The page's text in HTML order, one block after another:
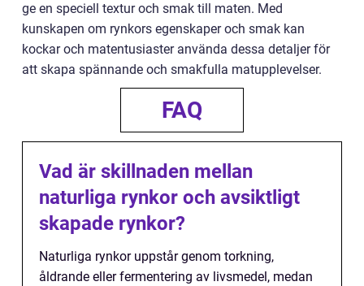
ge en speciell textur och smak till maten. Med
kunskapen om rynkors egenskaper och smak kan
kockar och matentusiaster använda dessa detaljer för
att skapa spännande och smakfulla matupplevelser.
FAQ
Vad är skillnaden mellan
naturliga rynkor och avsiktligt
skapade rynkor?
Naturliga rynkor uppstår genom torkning,
åldrande eller fermentering av livsmedel, medan